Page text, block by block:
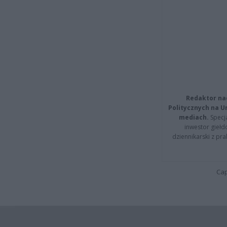
Redaktor
Politycznych na
mediach.
inwestor
dziennikarski z